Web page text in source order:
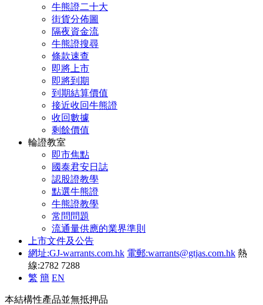
牛熊證二十大
街貨分佈圖
隔夜資金流
牛熊證搜尋
條款速查
即將上市
即將到期
到期結算價值
接近收回牛熊證
收回數據
剩餘價值
輪證教室
即市焦點
國泰君安日誌
認股證教學
點選牛熊證
牛熊證教學
常問問題
流通量供應的業界準則
上市文件及公告
網址:GJ-warrants.com.hk 電郵:warrants@gtjas.com.hk 熱
線:2782 7288
繁 簡 EN
本結構性產品並無抵押品